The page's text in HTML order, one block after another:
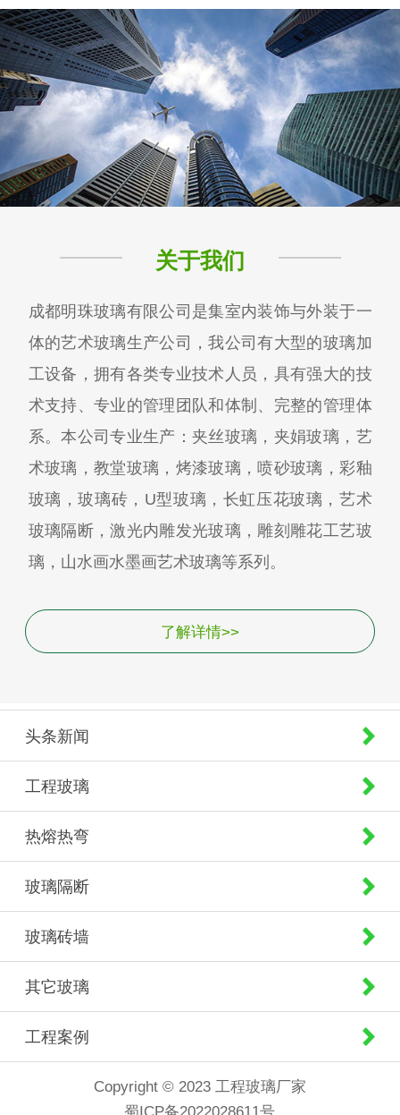
关于我们
成都明珠玻璃有限公司是集室内装饰与外装于一
体的艺术玻璃生产公司，我公司有大型的玻璃加
工设备，拥有各类专业技术人员，具有强大的技
术支持、专业的管理团队和体制、完整的管理体
系。本公司专业生产：夹丝玻璃，夹娟玻璃，艺
术玻璃，教堂玻璃，烤漆玻璃，喷砂玻璃，彩釉
玻璃，玻璃砖，U型玻璃，长虹压花玻璃，艺术
玻璃隔断，激光内雕发光玻璃，雕刻雕花工艺玻
璃，山水画水墨画艺术玻璃等系列。
了解详情>>
头条新闻
工程玻璃
热熔热弯
玻璃隔断
玻璃砖墙
其它玻璃
工程案例
Copyright © 2023 工程玻璃厂家
蜀ICP备2022028611号